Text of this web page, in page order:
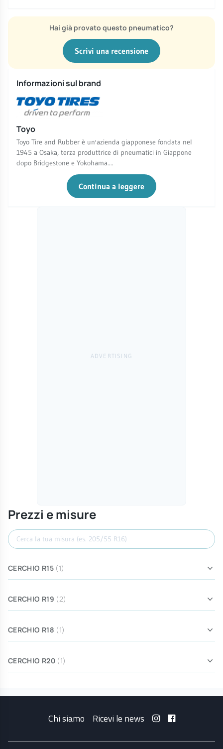
Hai già provato questo pneumatico?
Scrivi una recensione
Informazioni sul brand
Toyo
Toyo Tire and Rubber è un'azienda giapponese fondata nel
1945 a Osaka, terza produttrice di pneumatici in Giappone
dopo Bridgestone e Yokohama....
Continua a leggere
Prezzi e misure
Cerca misura
CERCHIO R15 (1)
CERCHIO R19 (2)
CERCHIO R18 (1)
CERCHIO R20 (1)
Chi siamo Ricevi le news